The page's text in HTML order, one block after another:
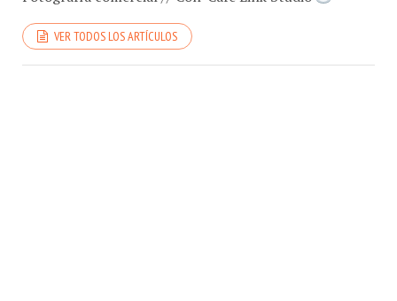
VER TODOS LOS ARTÍCULOS